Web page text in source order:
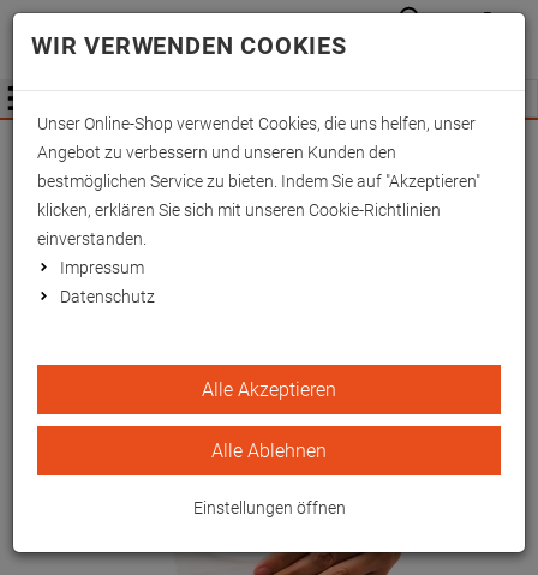
Wichtige Änderung für Fachhändler zum
01.09.2026 -Mehr Informationen hier
Anmelden
Menü
JONHY WEE Taschen-WC,
Packung à 3 Stück
Minitoilette für Freizeit, Camping und Reisen
WIR VERWENDEN COOKIES
Unser Online-Shop verwendet Cookies, die uns helfen, unser
Angebot zu verbessern und unseren Kunden den
bestmöglichen Service zu bieten. Indem Sie auf "Akzeptieren"
klicken, erklären Sie sich mit unseren Cookie-Richtlinien
einverstanden.
Impressum
Datenschutz
Alle Akzeptieren
Alle Ablehnen
Einstellungen öffnen